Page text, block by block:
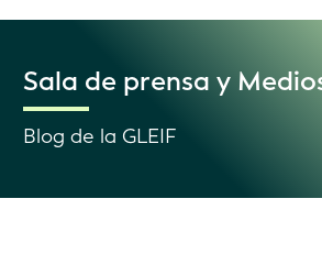
Sala de prensa y
Blog de la GLEIF